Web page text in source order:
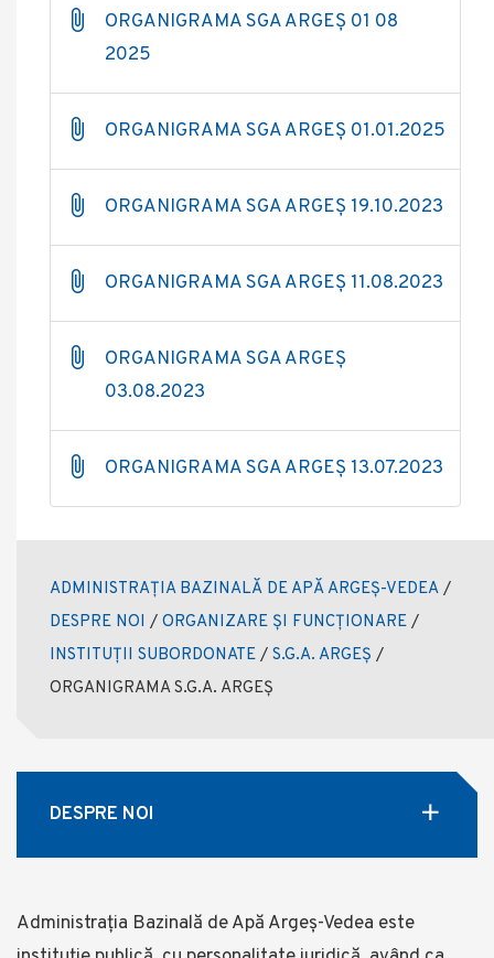
ORGANIGRAMA SGA ARGEȘ 01 08
2025
ORGANIGRAMA SGA ARGEȘ 01.01.2025
ORGANIGRAMA SGA ARGEȘ 19.10.2023
ORGANIGRAMA SGA ARGEȘ 11.08.2023
ORGANIGRAMA SGA ARGEȘ
03.08.2023
ORGANIGRAMA SGA ARGEȘ 13.07.2023
ADMINISTRAȚIA BAZINALĂ DE APĂ ARGEȘ-VEDEA /
DESPRE NOI / ORGANIZARE ȘI FUNCȚIONARE /
INSTITUȚII SUBORDONATE / S.G.A. ARGEȘ /
ORGANIGRAMA S.G.A. ARGEȘ
DESPRE NOI
Administrația Bazinală de Apă Argeș-Vedea este